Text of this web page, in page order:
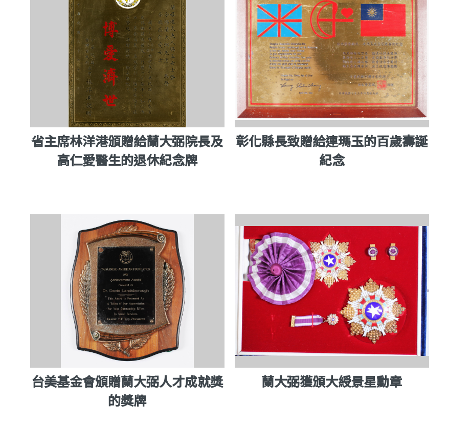
省主席林洋港頒贈給蘭大弼院長及
高仁愛醫生的退休紀念牌
彰化縣長致贈給連瑪玉的百歲壽誕
紀念
台美基金會頒贈蘭大弼人才成就獎
的獎牌
蘭大弼獲頒大綬景星勳章